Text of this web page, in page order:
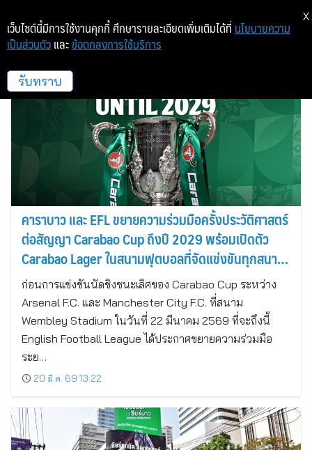
CBG
คาราบาว และ EFL ขยายความร่วมมือครั้งประวัติศาสตร์
ต่อสัญญา Carabao Cup ถึงปี 2029 พร้อมเปิดตัว
Carabao Lager ในสนามฟุตบอลที่จัดแข่งขันทุกสนาม
ในอังกฤษ
ก่อนการแข่งขันนัดชิงชนะเลิศของ Carabao Cup ระหว่าง
Arsenal F.C. และ Manchester City F.C. ที่สนาม
Wembley Stadium ในวันที่ 22 มีนาคม 2569 ที่จะถึงนี้
English Football League ได้ประกาศขยายความร่วมมือ
ระย…
20 มี.ค. 69 13:22
เว็บไซต์นี้มีการใช้งานคุกกี้ ศึกษารายละเอียดเพิ่มเติมได้ที่ นโยบายความ
เป็นส่วนตัว และ ข้อตกลงการใช้บริการ
รับทราบ
X